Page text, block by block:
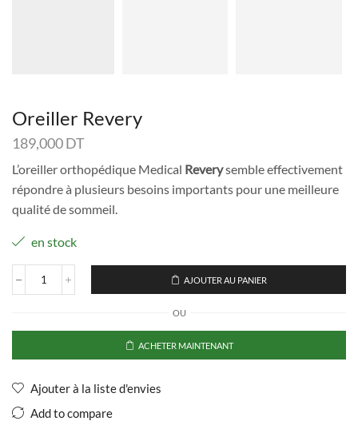
Oreiller Revery
189,000DT
L’oreiller orthopédique Medical Reverysemble effectivement
répondre à plusieurs besoins importants pour une meilleure
qualité de sommeil.
en stock
quantité
Revery
AJOUTER AU PANIER
OU
ACHETER MAINTENANT
Ajouter à la liste d'envies
Add to compare